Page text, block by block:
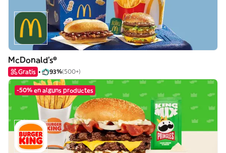
McDonald's®
Gratis 93%(500+)
-50% en alguns productes